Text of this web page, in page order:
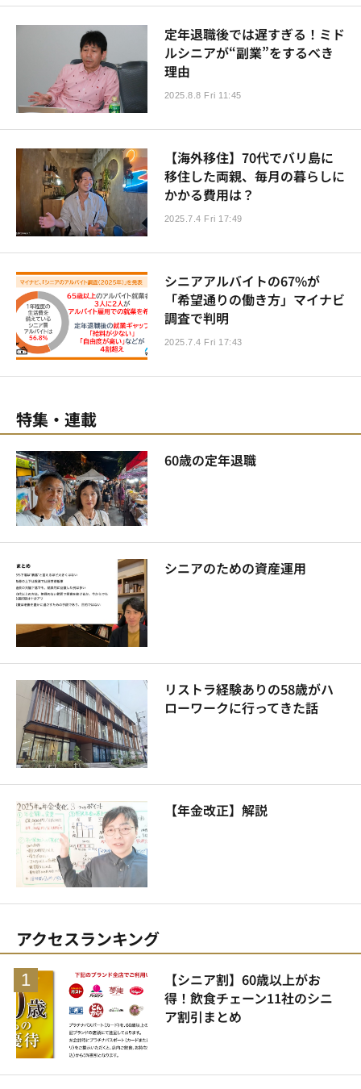
定年退職後では遅すぎる！ミド
ルシニアが“副業”をするべき
理由
2025.8.8 Fri 11:45
【海外移住】70代でバリ島に
移住した両親、毎月の暮らしに
かかる費用は？
2025.7.4 Fri 17:49
シニアアルバイトの67%が
「希望通りの働き方」マイナビ
調査で判明
2025.7.4 Fri 17:43
特集・連載
60歳の定年退職
シニアのための資産運用
リストラ経験ありの58歳がハ
ローワークに行ってきた話
【年金改正】解説
アクセスランキング
【シニア割】60歳以上がお
得！飲食チェーン11社のシニ
ア割引まとめ